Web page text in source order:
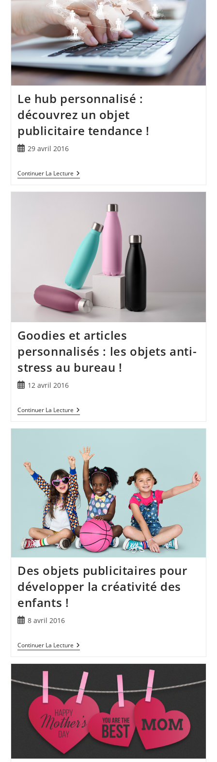
Le hub personnalisé :
découvrez un objet
publicitaire tendance !
29 avril 2016
Continuer La Lecture
Goodies et articles
personnalisés : les objets anti-
stress au bureau !
12 avril 2016
Continuer La Lecture
Des objets publicitaires pour
développer la créativité des
enfants !
8 avril 2016
Continuer La Lecture